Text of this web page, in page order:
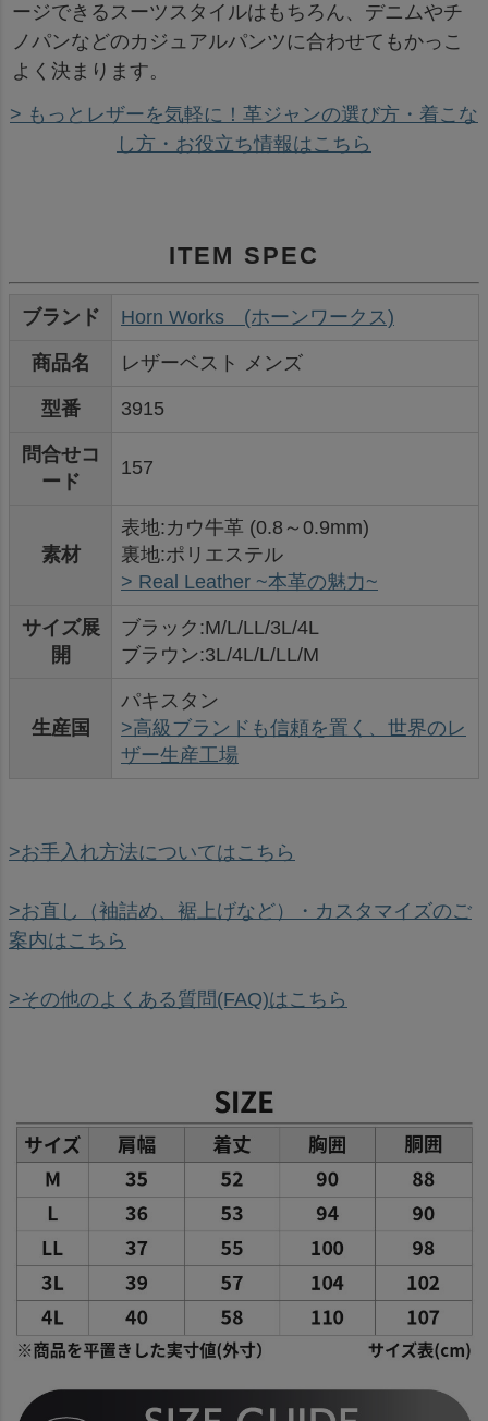
ージできるスーツスタイルはもちろん、デニムやチ
ノパンなどのカジュアルパンツに合わせてもかっこ
よく決まります。
> もっとレザーを気軽に！革ジャンの選び方・着こな
し方・お役立ち情報はこちら
ITEM SPEC
ブランド Horn Works (ホーンワークス)
商品名 レザーベスト メンズ
型番 3915
問合せコ
ード
157
素材
表地:カウ牛革 (0.8～0.9mm)
裏地:ポリエステル
> Real Leather ~本革の魅力~
サイズ展
開
ブラック:M/L/LL/3L/4L
ブラウン:3L/4L/L/LL/M
生産国
パキスタン
>高級ブランドも信頼を置く、世界のレ
ザー生産工場
>お手入れ方法についてはこちら
>お直し（袖詰め、裾上げなど）・カスタマイズのご
案内はこちら
>その他のよくある質問(FAQ)はこちら